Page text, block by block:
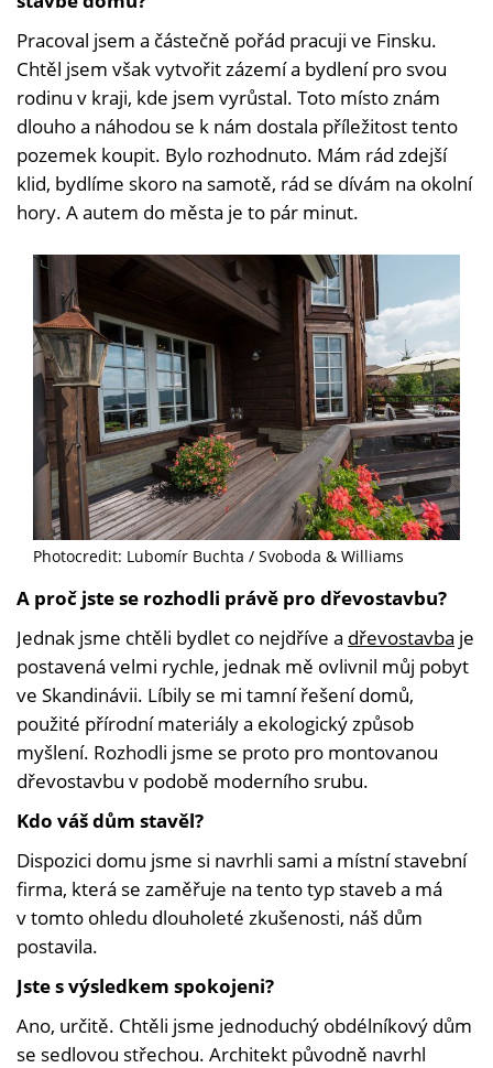
Pracoval jsem a částečně pořád pracuji ve Finsku.
Chtěl jsem však vytvořit zázemí a bydlení pro svou
rodinu v kraji, kde jsem vyrůstal. Toto místo znám
dlouho a náhodou se k nám dostala příležitost tento
pozemek koupit. Bylo rozhodnuto. Mám rád zdejší
klid, bydlíme skoro na samotě, rád se dívám na okolní
hory. A autem do města je to pár minut.
Photocredit: Lubomír Buchta / Svoboda & Williams
A proč jste se rozhodli právě pro dřevostavbu?
Jednak jsme chtěli bydlet co nejdříve a dřevostavba je
postavená velmi rychle, jednak mě ovlivnil můj pobyt
ve Skandinávii. Líbily se mi tamní řešení domů,
použité přírodní materiály a ekologický způsob
myšlení. Rozhodli jsme se proto pro montovanou
dřevostavbu v podobě moderního srubu.
Kdo váš dům stavěl?
Dispozici domu jsme si navrhli sami a místní stavební
firma, která se zaměřuje na tento typ staveb a má
v tomto ohledu dlouholeté zkušenosti, náš dům
postavila.
Jste s výsledkem spokojeni?
Ano, určitě. Chtěli jsme jednoduchý obdélníkový dům
se sedlovou střechou. Architekt původně navrhl